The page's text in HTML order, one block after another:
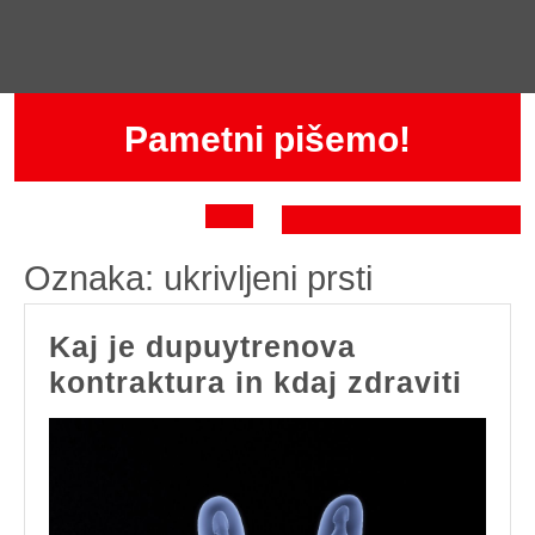
Pametni pišemo!
Button
Oznaka: ukrivljeni prsti
Kaj je dupuytrenova
kontraktura in kdaj zdraviti
je